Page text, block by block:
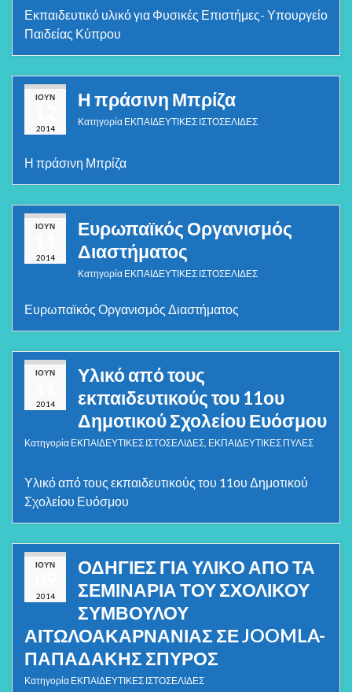
Εκπαιδευτικό υλικό για Φυσικές Επιστήμες- Υπουργείο
Παιδείας Κύπρου
ΙΟΎΝ
2014
Η πράσινη Μπρίζα
Κατηγορία ΕΚΠΑΙΔΕΥΤΙΚΕΣ ΙΣΤΟΣΕΛΙΔΕΣ
Η πράσινη Μπρίζα
ΙΟΎΝ
2014
Ευρωπαϊκός Οργανισμός
Διαστήματος
Κατηγορία ΕΚΠΑΙΔΕΥΤΙΚΕΣ ΙΣΤΟΣΕΛΙΔΕΣ
Ευρωπαϊκός Οργανισμός Διαστήματος
ΙΟΎΝ
2014
Υλικό από τους
εκπαιδευτικούς του 11ου
Δημοτικού Σχολείου Ευόσμου
Κατηγορία ΕΚΠΑΙΔΕΥΤΙΚΕΣ ΙΣΤΟΣΕΛΙΔΕΣ ΕΚΠΑΙΔΕΥΤΙΚΕΣ ΠΥΛΕΣ
Υλικό από τους εκπαιδευτικούς του 11ου Δημοτικού
Σχολείου Ευόσμου
ΙΟΎΝ
2014
ΟΔΗΓΙΕΣ ΓΙΑ ΥΛΙΚΟ ΑΠΟ ΤΑ
ΣΕΜΙΝΑΡΙΑ ΤΟΥ ΣΧΟΛΙΚΟΥ
ΣΥΜΒΟΥΛΟΥ
ΑΙΤΩΛΟΑΚΑΡΝΑΝΙΑΣ ΣΕ JOOMLA-
ΠΑΠΑΔΑΚΗΣ ΣΠΥΡΟΣ
Κατηγορία ΕΚΠΑΙΔΕΥΤΙΚΕΣ ΙΣΤΟΣΕΛΙΔΕΣ